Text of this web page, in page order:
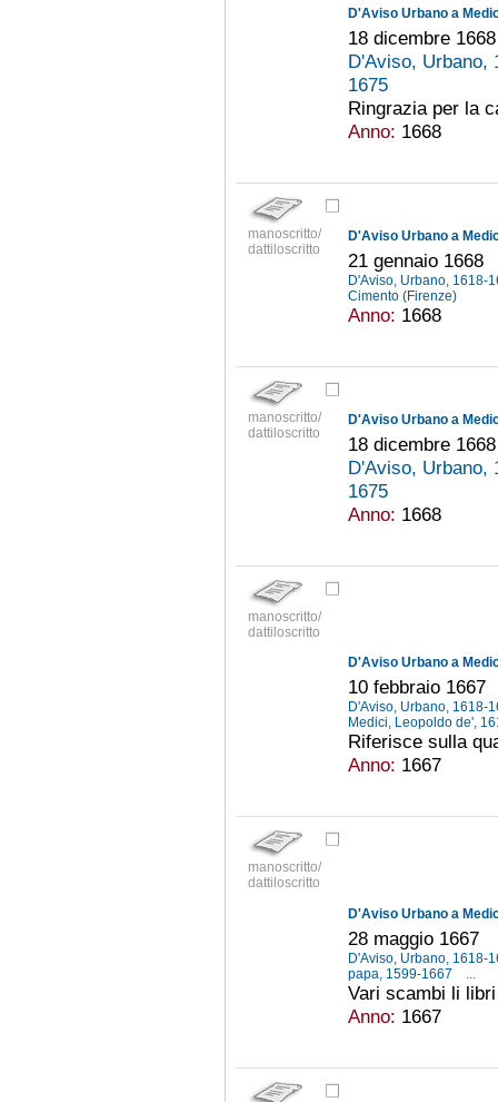
D'Aviso Urbano a
18 dicembre 1668
D'Aviso, Urbano,
1675
Ringrazia per la
Anno: 1668
manoscritto/
dattiloscritto
D'Aviso Urbano a
21 gennaio 1668
D'Aviso, Urbano, 1618-
Cimento (Firenze)
Anno: 1668
manoscritto/
dattiloscritto
D'Aviso Urbano a
18 dicembre 1668
D'Aviso, Urbano,
1675
Anno: 1668
manoscritto/
dattiloscritto
D'Aviso Urbano a
10 febbraio 1667
D'Aviso, Urbano, 1618-
Medici, Leopoldo de',
Riferisce sulla
Anno: 1667
manoscritto/
dattiloscritto
D'Aviso Urbano a
28 maggio 1667
D'Aviso, Urbano, 1618-
papa, 1599-1667
...
Vari scambi li libri
Anno: 1667